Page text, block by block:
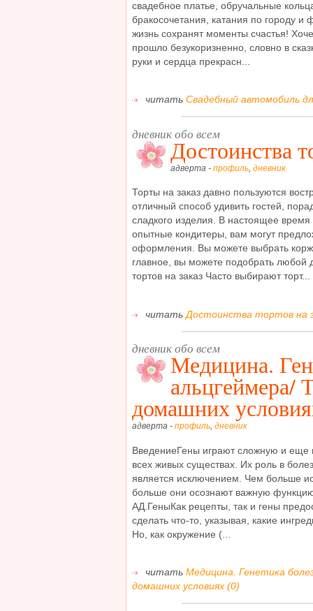
свадебное платье, обручальные
бракосочетания, катания по городу
жизнь сохранят моменты счастья!
прошло безукоризненно, словно в
руки и сердца прекрасн...
читать Свадебный автомобиль
дневник обо всем
Достоинства
адверта - профиль дневник
Торты на заказ давно пользуются
отличный способ удивить гостей,
сладкого изделия. В настоящее время
опытные кондитеры, вам могут
оформления. Вы можете выбрать
главное, вы можете подобрать любой
тортов на заказ Часто выбирают торт...
читать Достоинства тортов на
дневник обо всем
Медицина.
альцгеймера/
домашних
адверта - профиль, дневник
ВведениеГены играют сложную и еще
всех живых существах. Их роль в
является исключением. Чем больше
больше они осознают важную
АД.ГеныКак рецепты, так и гены
сделать что-то, указывая, какие
Но, как окружение (...
читать Медицина. Генетика
домашних условиях (0)